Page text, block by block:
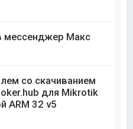
мессенджер Макс
со скачиванием
для Mikrotik
ARM 32 v5